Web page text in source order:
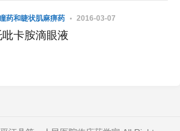
药和睫状肌麻痹药 2016-03-07
吡卡胺滴眼液